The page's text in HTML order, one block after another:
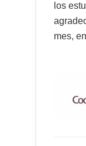
los
mes,